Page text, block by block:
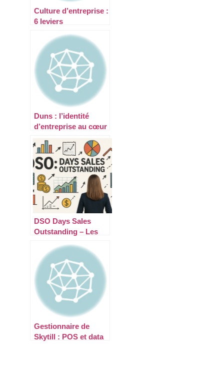
Culture d’entreprise :
6 leviers
pour redéfinir vos
valeurs à l’ère du
digital
Duns : l’identité
d’entreprise au cœur
économique
DSO Days Sales
Outstanding – Les
pour optimiser votre
cash-flow
Gestionnaire de
Skytill : POS et data